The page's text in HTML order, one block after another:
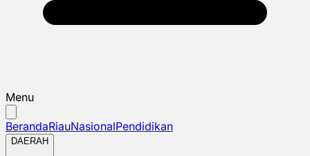
Menu
BerandaRiauNasionalPendidikan
DAERAH